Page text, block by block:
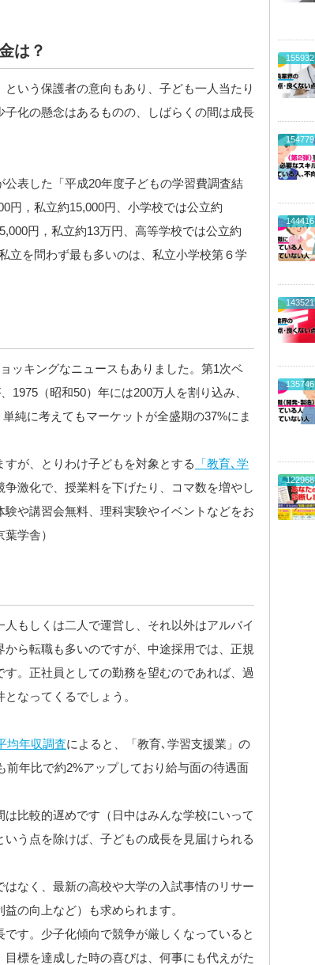
は？
いう保護者の意向もあり、子ども一人当たり
化の懸念はあるものの、しばらくの間は成長
表した「平成20年度子どもの学習費調査結
円，私立約15,000円、小学校では公立約
円，私立約13万円、高等学校では公立約
立を問わず最も多いのは、私立小学校第６学
ッキングなニュースもありました。第1次ベ
1975（昭和50）年には200万人を割り込み、
純に考えてもマーケットが全盛期の37%にま
が、とりわけ子どもを対象とする
「教育､学
激化で、授業料を下げたり、コマ数を増やし
や講習会無料、理科実験やイベントなどをお
学舎）
もしくは二人で運営し、それ以外はアルバイ
ら転職も多いのですが、中途採用では、正規
。正社員としての勤務を望むのであれば、過
なってくるでしょう。
均年収調査によると、「教育､学習支援業」の
年比で約2%アップしており給与面の待遇面
比較的遅めです（日中はみんな学校にいって
う点を除けば、子どもの成長を見届けられる
なく、最新の高校や大学の入試事情のリサー
の向上など）も求められます。
す。少子化傾向で競争が厳しくなっていると
標を達成した時の喜びは、何事にも代えがた
155932
154779
144416
143521
135746
122968